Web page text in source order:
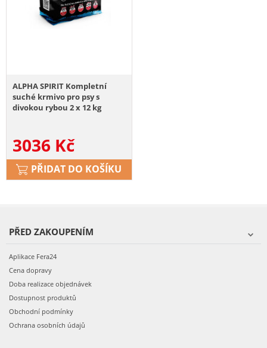
ALPHA SPIRIT Kompletní
suché krmivo pro psy s
divokou rybou 2 x 12 kg
3036 Kč
PŘIDAT DO KOŠÍKU
PŘED ZAKOUPENÍM
Aplikace Fera24
Cena dopravy
Doba realizace objednávek
Dostupnost produktů
Obchodní podmínky
Ochrana osobních údajů